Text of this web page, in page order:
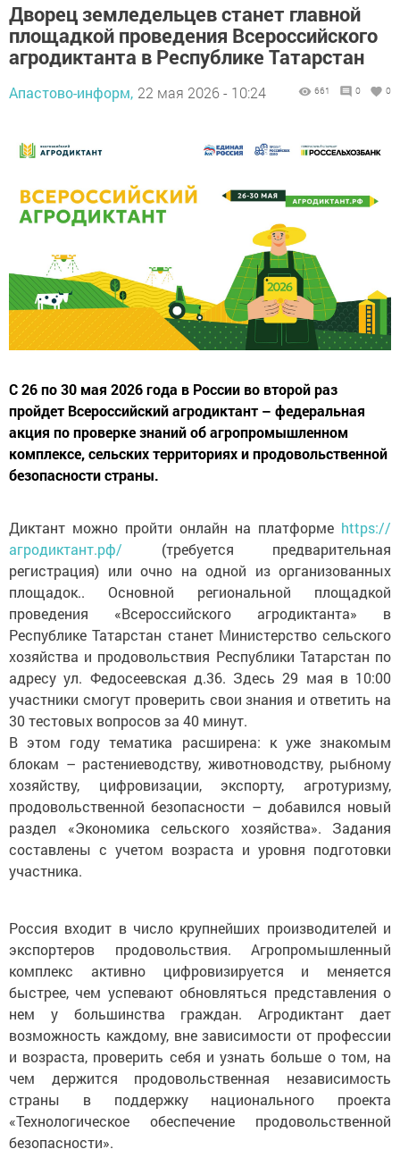
Дворец земледельцев станет главной
площадкой проведения Всероссийского
агродиктанта в Республике Татарстан
Апастово-информ, 22 мая 2026 - 10:24 661 0 0
С 26 по 30 мая 2026 года в России во второй раз
пройдет Всероссийский агродиктант – федеральная
акция по проверке знаний об агропромышленном
комплексе, сельских территориях и продовольственной
безопасности страны.
Диктант можно пройти онлайн на платформе https://
агродиктант.рф/ (требуется предварительная
регистрация) или очно на одной из организованных
площадок.. Основной региональной площадкой
проведения «Всероссийского агродиктанта» в
Республике Татарстан станет Министерство сельского
хозяйства и продовольствия Республики Татарстан по
адресу ул. Федосеевская д.36. Здесь 29 мая в 10:00
участники смогут проверить свои знания и ответить на
30 тестовых вопросов за 40 минут.
В этом году тематика расширена: к уже знакомым
блокам – растениеводству, животноводству, рыбному
хозяйству, цифровизации, экспорту, агротуризму,
продовольственной безопасности – добавился новый
раздел «Экономика сельского хозяйства». Задания
составлены с учетом возраста и уровня подготовки
участника.
Россия входит в число крупнейших производителей и
экспортеров продовольствия. Агропромышленный
комплекс активно цифровизируется и меняется
быстрее, чем успевают обновляться представления о
нем у большинства граждан. Агродиктант дает
возможность каждому, вне зависимости от профессии
и возраста, проверить себя и узнать больше о том, на
чем держится продовольственная независимость
страны в поддержку национального проекта
«Технологическое обеспечение продовольственной
безопасности».